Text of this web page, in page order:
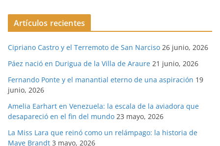
Artículos recientes
Cipriano Castro y el Terremoto de San Narciso 26 junio, 2026
Páez nació en Durigua de la Villa de Araure 21 junio, 2026
Fernando Ponte y el manantial eterno de una aspiración 19
junio, 2026
Amelia Earhart en Venezuela: la escala de la aviadora que
desapareció en el fin del mundo 23 mayo, 2026
La Miss Lara que reinó como un relámpago: la historia de
Maye Brandt 3 mayo, 2026